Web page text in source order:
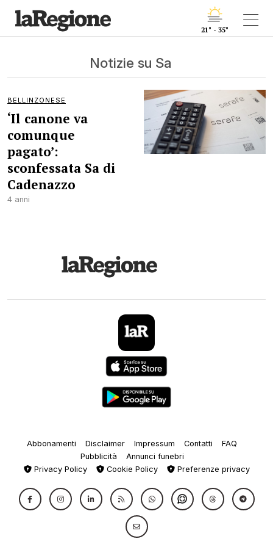
21° - 35°
Notizie su Sa
BELLINZONESE
‘Il canone va
comunque
pagato’:
sconfessata Sa di
Cadenazzo
4 anni
Abbonamenti Disclaimer Impressum Contatti
FAQ
Pubblicità
Annunci funebri
Privacy Policy
Cookie Policy Preferenze privacy